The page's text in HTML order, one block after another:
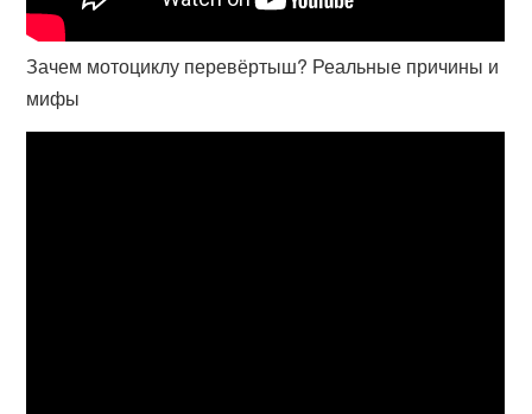
Зачем мотоциклу перевёртыш? Реальные причины и
мифы